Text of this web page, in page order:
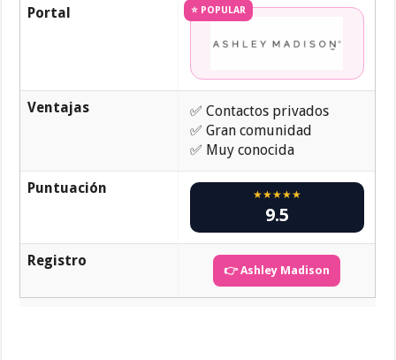
Portal ⭐ POPULAR
Ventajas
✅ Contactos privados
✅ Gran comunidad
✅ Muy conocida
Puntuación ★★★★★
9.5
Registro
👉 Ashley Madison